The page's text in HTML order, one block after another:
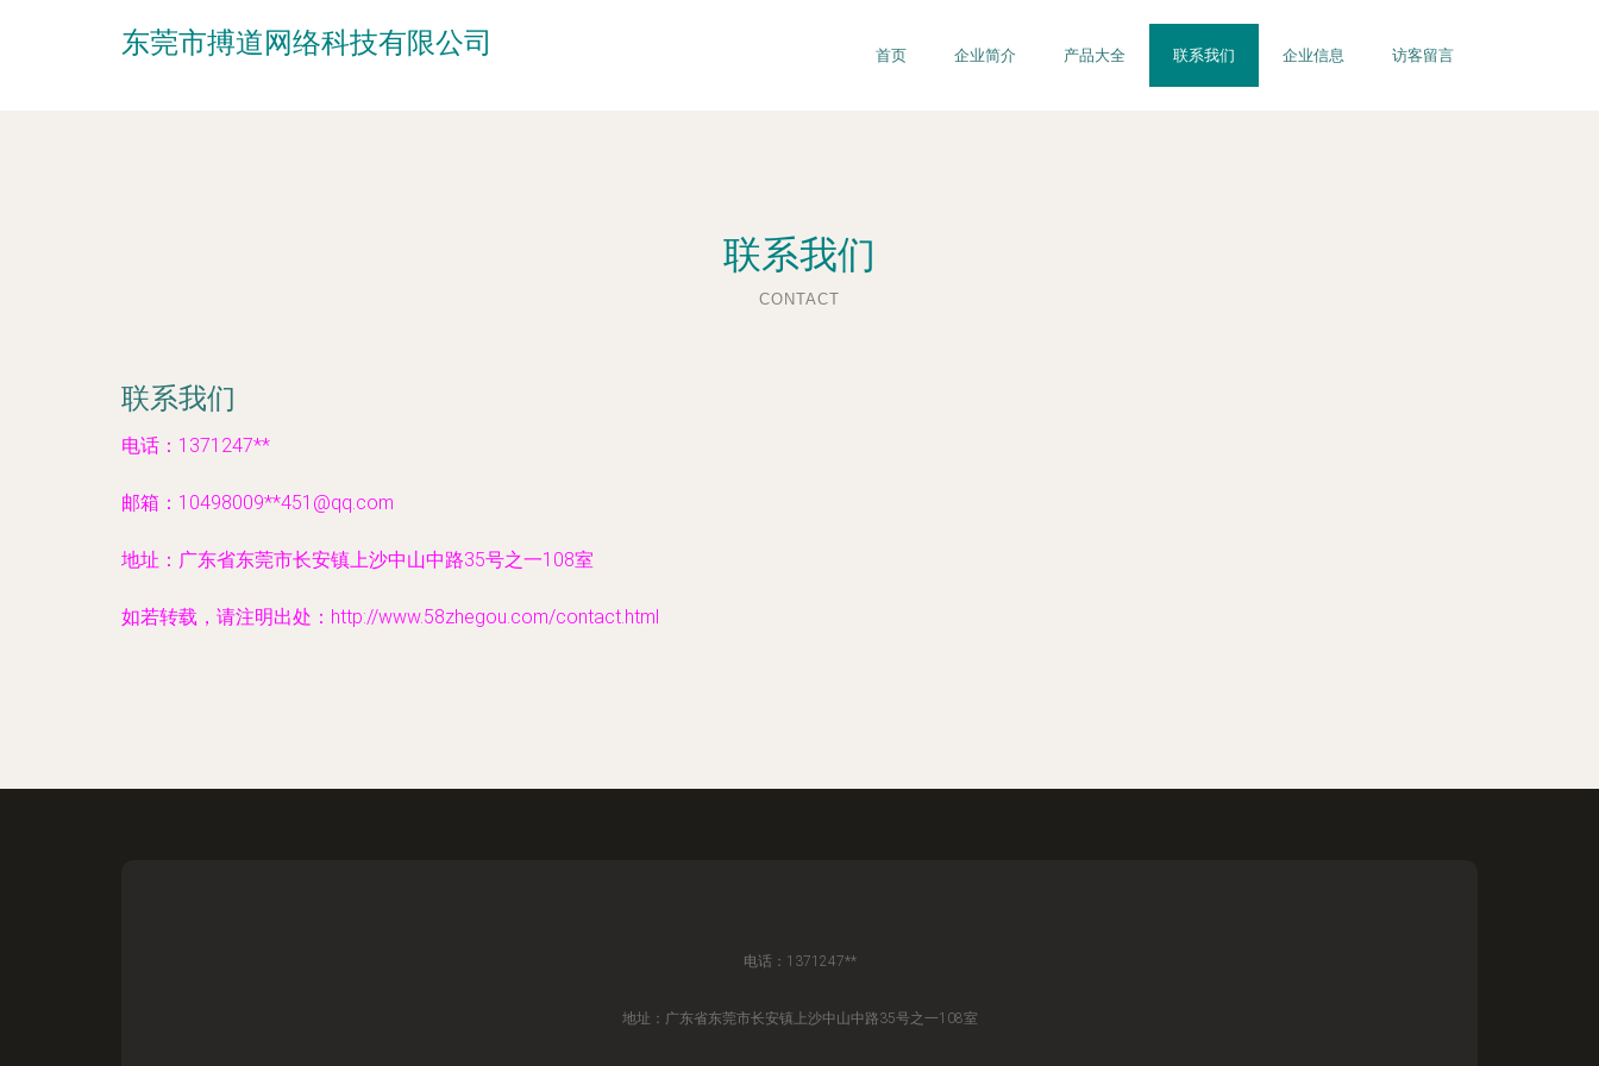
东莞市搏道网络科技有限公司 首页 企业简介 产品大全 联系我们 企业信息 访客留言
联系我们
CONTACT
联系我们
电话：1371247**
邮箱：10498009**451@qq.com
地址：广东省东莞市长安镇上沙中山中路35号之一108室
如若转载，请注明出处：http://www.58zhegou.com/contact.html
电话：1371247**
地址：广东省东莞市长安镇上沙中山中路35号之一108室